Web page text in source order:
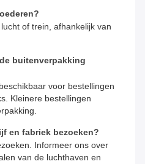
of trein, afhankelijk van
buitenverpakking
voor bestellingen
Kleinere bestellingen
en fabriek bezoeken?
Informeer ons over
van de luchthaven en